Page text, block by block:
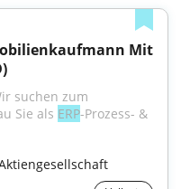
Mit
suchen zum
Sie als ERP-Prozess- &